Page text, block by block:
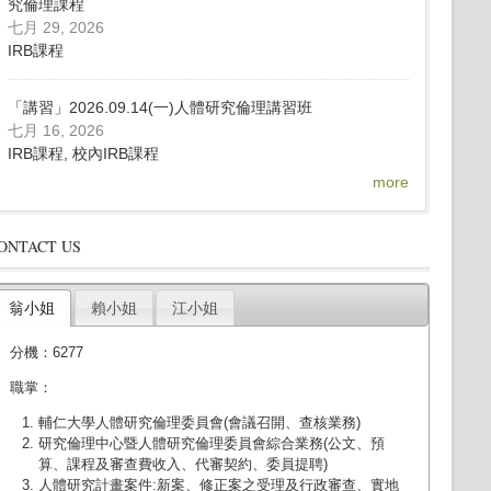
究倫理課程
七月 29, 2026
IRB課程
「講習」2026.09.14(一)人體研究倫理講習班
七月 16, 2026
IRB課程, 校內IRB課程
more
US
翁小姐 賴小姐 江小姐
分機：6277
職掌：
輔仁大學人體研究倫理委員會(會議召開、查核業務)
研究倫理中心暨人體研究倫理委員會綜合業務(公文、預
算、課程及審查費收入、代審契約、委員提聘)
人體研究計畫案件:新案、修正案之受理及行政審查、實地